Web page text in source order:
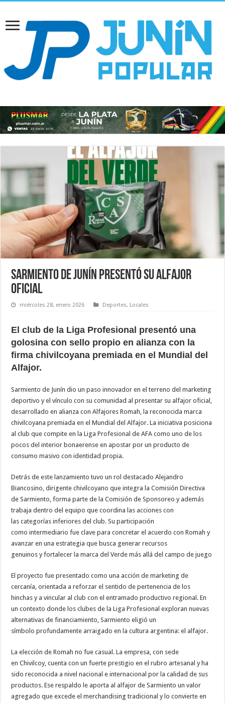
Sarmiento de Junín presentó su alfajor
oficial
miércoles 28, enero 2026 Deportes, Locales
El club de la Liga Profesional presentó una
golosina con sello propio en alianza con la
firma chivilcoyana premiada en el Mundial del
Alfajor.
Sarmiento de Junín dio un paso innovador en el terreno del marketing
deportivo y el vínculo con su comunidad al presentar su alfajor oficial,
desarrollado en alianza con Alfajores Romah, la reconocida marca
chivilcoyana premiada en el Mundial del Alfajor. La iniciativa posiciona
al club que compite en la Liga Profesional de AFA como uno de los
pocos del interior bonaerense en apostar por un producto de
consumo masivo con identidad propia.
Detrás de este lanzamiento tuvo un rol destacado Alejandro
Biancosino, dirigente chivilcoyano que integra la Comisión Directiva
de Sarmiento, forma parte de la Comisión de Sponsoreo y además
trabaja dentro del equipo que coordina las acciones con
las categorías inferiores del club. Su participación
como intermediario fue clave para concretar el acuerdo con Romah y
avanzar en una estrategia que busca generar recursos
genuinos y fortalecer la marca del Verde más allá del campo de juego
El proyecto fue presentado como una acción de marketing de
cercanía, orientada a reforzar el sentido de pertenencia de los
hinchas y a vincular al club con el entramado productivo regional. En
un contexto donde los clubes de la Liga Profesional exploran nuevas
alternativas de financiamiento, Sarmiento eligió un
símbolo profundamente arraigado en la cultura argentina: el alfajor.
La elección de Romah no fue casual. La empresa, con sede
en Chivilcoy, cuenta con un fuerte prestigio en el rubro artesanal y ha
sido reconocida a nivel nacional e internacional por la calidad de sus
productos. Ese respaldo le aporta al alfajor de Sarmiento un valor
agregado que excede el merchandising tradicional y lo convierte en